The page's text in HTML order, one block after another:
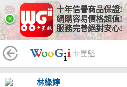
×
十年信譽商品保證!
網購容易價格超值!
服務完善絕對安心!
林綠婷